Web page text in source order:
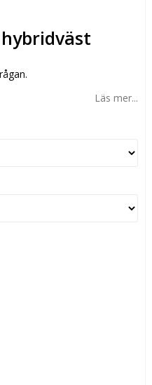
Läs mer...